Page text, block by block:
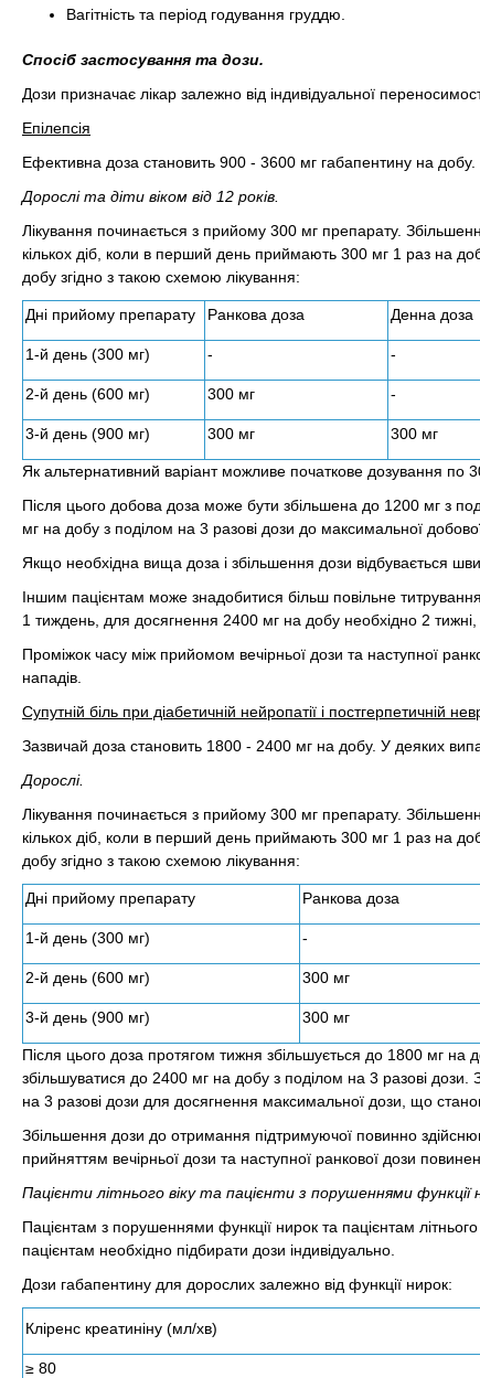
Вагітність та період годування груддю.
Спосіб застосування та дози.
Дози призначає лікар залежно від індивідуальної
Епілепсія
Ефективна доза становить 900 - 3600 мг габапентину на добу.
Дорослі та діти віком від 12 років.
Лікування починається з прийому 300 мг препарату.
кількох діб, коли в перший день приймають 300 мг 1 раз на
добу згідно з такою схемою лікування:
Дні прийому препарату Ранкова доза Денна доза
1-й день (300 мг) - -
2-й день (600 мг) 300 мг -
3-й день (900 мг) 300 мг 300 мг
Як альтернативний варіант можливе початкове дозування по
Після цього добова доза може бути збільшена до 1200 мг з
мг на добу з поділом на 3 разові дози до максимальної
Якщо необхідна вища доза і збільшення дози відбувається
Іншим пацієнтам може знадобитися більш повільне
1 тиждень, для досягнення 2400 мг на добу необхідно 2
Проміжок часу між прийомом вечірньої дози та наступної
нападів.
Супутній біль при діабетичній нейропатії і постгерпетичній
Зазвичай доза становить 1800 - 2400 мг на добу. У деяких
Дорослі.
Лікування починається з прийому 300 мг препарату.
кількох діб, коли в перший день приймають 300 мг 1 раз на
добу згідно з такою схемою лікування:
Дні прийому препарату Ранкова доза
1-й день (300 мг) -
2-й день (600 мг) 300 мг
3-й день (900 мг) 300 мг
Після цього доза протягом тижня збільшується до 1800 мг на
збільшуватися до 2400 мг на добу з поділом на 3 разові
на 3 разові дози для досягнення максимальної дози, що
Збільшення дози до отримання підтримуючої повинно
прийняттям вечірньої дози та наступної ранкової дози
Пацієнти літнього віку та пацієнти з порушеннями функції
Пацієнтам з порушеннями функції нирок та пацієнтам
пацієнтам необхідно підбирати дози індивідуально.
Дози габапентину для дорослих залежно від функції нирок:
Кліренс креатиніну (мл/хв)
≥ 80